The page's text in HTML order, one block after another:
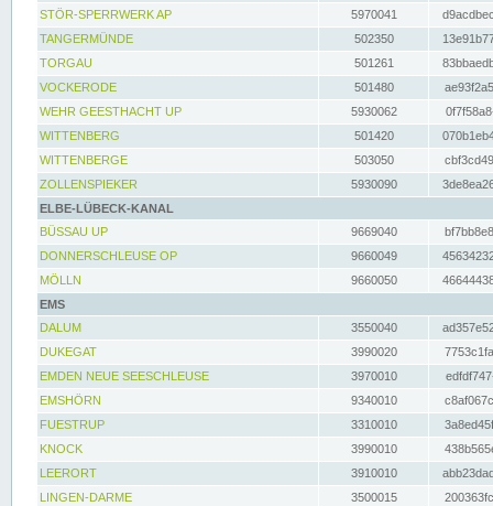
STÖR-SPERRWERK AP 5970041
TANGERMÜNDE
502350
TORGAU
501261
VOCKERODE
501480
WEHR GEESTHACHT UP
5930062
WITTENBERG
501420
WITTENBERGE
503050
ZOLLENSPIEKER
5930090
ELBE-LÜBECK-KANAL
BÜSSAU UP
9669040
DONNERSCHLEUSE OP
9660049
MÖLLN
9660050
EMS
DALUM
3550040
DUKEGAT
3990020
EMDEN NEUE SEESCHLEUSE
3970010
EMSHÖRN
9340010
FUESTRUP
3310010
KNOCK
3990010
LEERORT
3910010
LINGEN-DARME
3500015